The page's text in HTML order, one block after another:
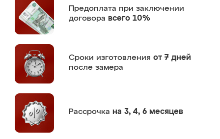
Предоплата при заключении
договора всего 10%
Сроки изготовления от 7 дней
после замера
Рассрочка на 3, 4, 6 месяцев